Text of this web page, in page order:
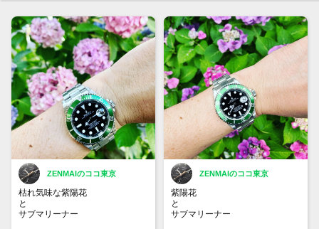
ZENMAIのココ東京
枯れ気味な紫陽花
と
サブマリーナー
ZENMAIのココ東京
紫陽花
と
サブマリーナー